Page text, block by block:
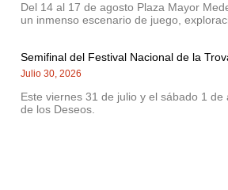
Del 14 al 17 de agosto Plaza Mayor
un inmenso escenario de juego,
Semifinal del Festival Nacional de la
Julio 30, 2026
Este viernes 31 de julio y el sábado 1 de
de los Deseos.